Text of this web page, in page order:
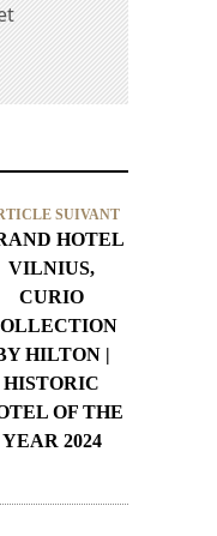
SUIVANT
HOTEL
VILNIUS,
CURIO
HILTON |
HISTORIC
OF THE
YEAR 2024